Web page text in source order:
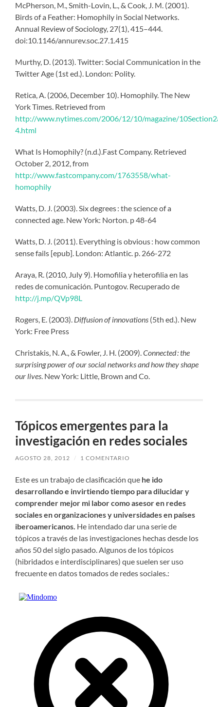
McPherson, M., Smith-Lovin, L., & Cook, J. M. (2001).
Birds of a Feather: Homophily in Social Networks.
Annual Review of Sociology, 27(1), 415–444.
doi:10.1146/annurev.soc.27.1.415
Murthy, D. (2013). Twitter: Social Communication in the
Twitter Age (1st ed.). London: Polity.
Retica, A. (2006, December 10). Homophily. The New
York Times. Retrieved from
http://www.nytimes.com/2006/12/10/magazine/
4.html
What Is Homophily? (n.d.).Fast Company. Retrieved
October 2, 2012, from
http://www.fastcompany.com/1763558/what-
homophily
Watts, D. J. (2003). Six degrees : the science of a
connected age. New York: Norton. p 48-64
Watts, D. J. (2011). Everything is obvious : how common
sense fails [epub]. London: Atlantic. p. 266-272
Araya, R. (2010, July 9). Homofilia y heterofilia en las
redes de comunicación. Puntogov. Recuperado de
http://j.mp/QVp98L
Rogers, E. (2003). Diffusion of innovations (5th ed.). New
York: Free Press
Christakis, N. A., & Fowler, J. H. (2009).Connected : the
surprising power of our social networks and how they shape
our lives. New York: Little, Brown and Co.
Tópicos emergentes para la
investigación en redes sociales
AGOSTO 28, 2012 / 1 COMENTARIO
Este es un trabajo de clasificación que he ido
desarrollando e invirtiendo tiempo para dilucidar y
comprender mejor mi labor como asesor en redes
sociales en organizaciones y universidades en países
iberoamericanos. He intendado dar una serie de
tópicos a través de las investigaciones hechas desde los
años 50 del siglo pasado. Algunos de los tópicos
(hibridados e interdisciplinares) que suelen ser uso
frecuente en datos tomados de redes sociales.: